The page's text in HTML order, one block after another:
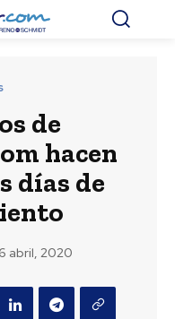
de
hacen
días de
abril, 2020